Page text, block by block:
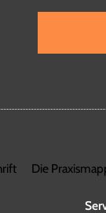
Die